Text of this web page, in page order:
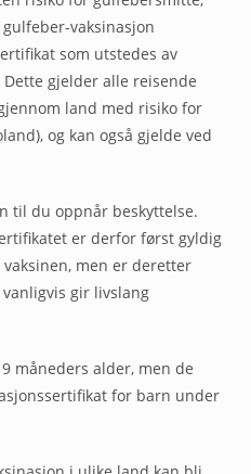
vaksinasjon
som utstedes av
gjelder alle reisende
land med risiko for
og kan også gjelde ved
til du oppnår beskyttelse.
er derfor først gyldig
men er deretter
gir livslang
måneders alder, men de
for barn under